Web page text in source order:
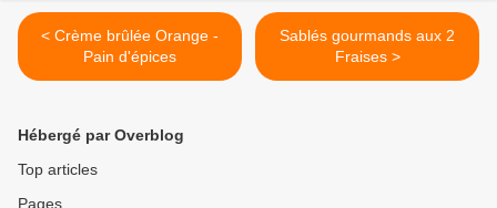
< Crème brûlée Orange -
Pain d'épices
Sablés gourmands aux 2
Fraises >
Hébergé par Overblog
Top articles
Pages